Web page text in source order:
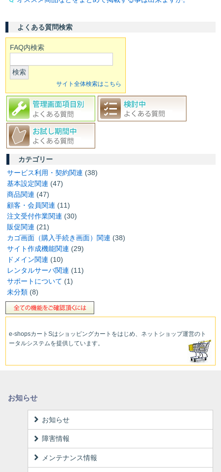
よくある質問検索
FAQ内検索
検索
サイト全体検索はこちら
カテゴリー
サービス利用・契約関連 (38)
基本設定関連 (47)
商品関連 (47)
顧客・会員関連 (11)
注文受付作業関連 (30)
販促関連 (21)
カゴ画面（購入手続き画面）関連 (38)
サイト作成機能関連 (29)
ドメイン関連 (10)
レンタルサーバ関連 (11)
サポートについて (1)
未分類(8)
e-shopsカートSはショッピングカートをはじめ、ネットショップ運営のト
ータルシステムを提供しています。
お知らせ
お知らせ
障害情報
メンテナンス情報